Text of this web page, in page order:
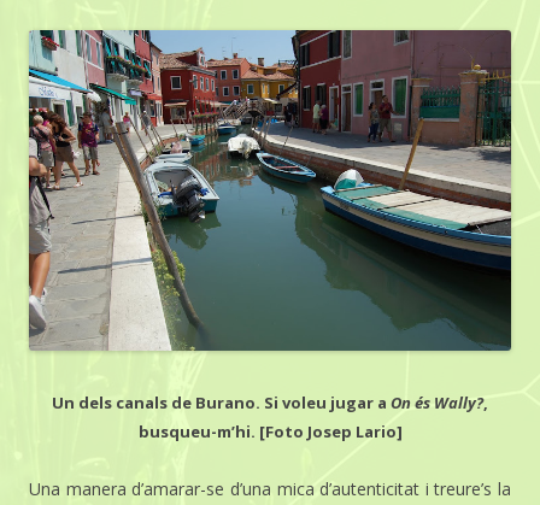
Un dels canals de Burano. Si voleu jugar a On és Wally?,
busqueu-m’hi. [Foto Josep Lario]
Una manera d’amarar-se d’una mica d’autenticitat i treure’s la